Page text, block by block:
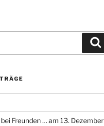
Freunden … am 13. Dezember